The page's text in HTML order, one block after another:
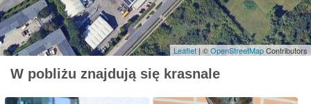
Leaflet | ©OpenStreetMapContributors
W pobliżu znajdują się krasnale